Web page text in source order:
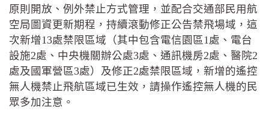
原則開放、例外禁止方式管理，並配合交通部民用航
空局圖資更新期程，持續滾動修正公告禁飛場域，這
次新增13處禁限區域（其中包含電信園區1處、電台
設施2處、中央機關辦公處3處、通訊機房2處、醫院2
處及國軍營區3處）及修正2處禁限區域，新增的遙控
無人機禁止飛航區域已生效，請操作遙控無人機的民
眾多加注意。